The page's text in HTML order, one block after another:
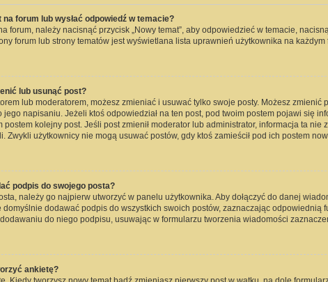
forum lub wysłać odpowiedź w temacie?
forum, należy nacisnąć przycisk „Nowy temat”, aby odpowiedzieć w temacie,
forum lub strony tematów jest wyświetlana lista uprawnień użytkownika na
lub usunąć post?
lub moderatorem, możesz zmieniać i usuwać tylko swoje posty. Możesz zmienić
napisaniu. Jeżeli ktoś odpowiedział na ten post, pod twoim postem pojawi się
postem kolejny post. Jeśli post zmienił moderator lub administrator, informacja ta
Zwykli użytkownicy nie mogą usuwać postów, gdy ktoś zamieścił pod ich postem
podpis do swojego posta?
należy go najpierw utworzyć w panelu użytkownika. Aby dołączyć do danej
domyślnie dodawać podpis do wszystkich swoich postów, zaznaczając
do niego podpisu, usuwając w formularzu tworzenia wiadomości
ankietę?